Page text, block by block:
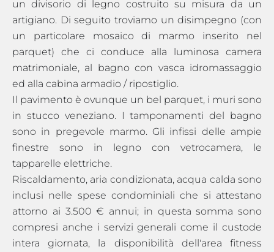
un divisorio di legno costruito su misura da un
artigiano. Di seguito troviamo un disimpegno (con
un particolare mosaico di marmo inserito nel
parquet) che ci conduce alla luminosa camera
matrimoniale, al bagno con vasca idromassaggio
ed alla cabina armadio / ripostiglio.
Il pavimento è ovunque un bel parquet, i muri sono
in stucco veneziano. I tamponamenti del bagno
sono in pregevole marmo. Gli infissi delle ampie
finestre sono in legno con vetrocamera, le
tapparelle elettriche.
Riscaldamento, aria condizionata, acqua calda sono
inclusi nelle spese condominiali che si attestano
attorno ai 3.500 € annui; in questa somma sono
compresi anche i servizi generali come il custode
intera giornata, la disponibilità dell'area fitness